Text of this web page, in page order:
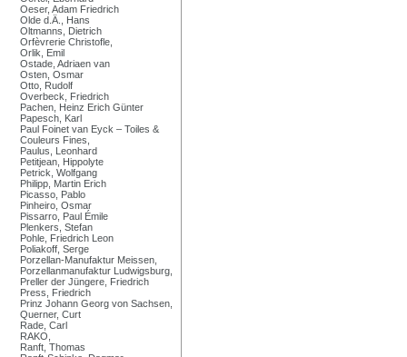
Oeser, Adam Friedrich
Olde d.Ä., Hans
Oltmanns, Dietrich
Orfèvrerie Christofle,
Orlik, Emil
Ostade, Adriaen van
Osten, Osmar
Otto, Rudolf
Overbeck, Friedrich
Pachen, Heinz Erich Günter
Papesch, Karl
Paul Foinet van Eyck – Toiles &
Couleurs Fines,
Paulus, Leonhard
Petitjean, Hippolyte
Petrick, Wolfgang
Philipp, Martin Erich
Picasso, Pablo
Pinheiro, Osmar
Pissarro, Paul Émile
Plenkers, Stefan
Pohle, Friedrich Leon
Poliakoff, Serge
Porzellan-Manufaktur Meissen,
Porzellanmanufaktur Ludwigsburg,
Preller der Jüngere, Friedrich
Press, Friedrich
Prinz Johann Georg von Sachsen,
Querner, Curt
Rade, Carl
RAKO,
Ranft, Thomas